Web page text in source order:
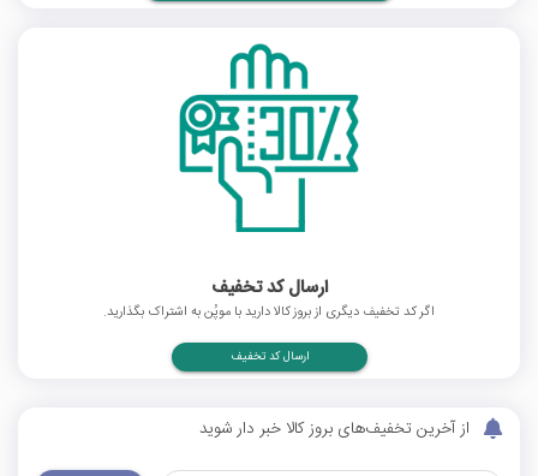
ارسال کد تخفیف
اگر کد تخفیف دیگری از بروز کالا دارید با موپُن به اشتراک بگذارید.
ارسال کد تخفیف
از آخرین تخفیف‌های بروز کالا خبر دار شوید